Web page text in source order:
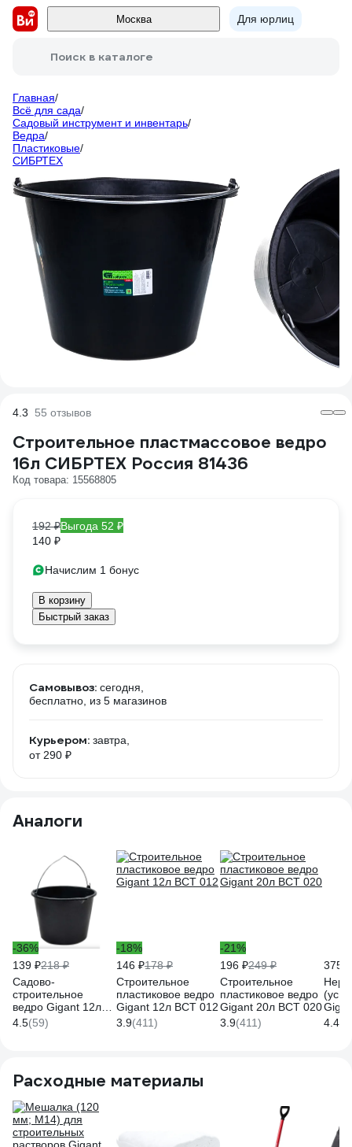
Москва Для юрлиц
Поиск в каталоге
Главная/
Всё для сада/
Садовый инструмент и инвентарь/
Ведра/
Пластиковые/
СИБРТЕХ
4.3 55 отзывов
Строительное пластмассовое ведро
16л СИБРТЕХ Россия 81436
Код товара: 15568805
192 ₽Выгода 52 ₽
140 ₽
Начислим 1 бонус
В корзину
Быстрый заказ
Самовывоз: сегодня,
бесплатно , из 5 магазинов
Курьером: завтра,
от 290 ₽
Аналоги
-36%
139 ₽218 ₽
Садово-
строительное
ведро Gigant 12л
IAG-009
4.5(59)
-18%
146 ₽178 ₽
Строительное
пластиковое ведро
Gigant 12л BCT 012
3.9(411)
-21%
196 ₽249 ₽
Строительное
пластиковое ведро
Gigant 20л BCT 020
3.9(411)
375 ₽
4.4
Расходные материалы